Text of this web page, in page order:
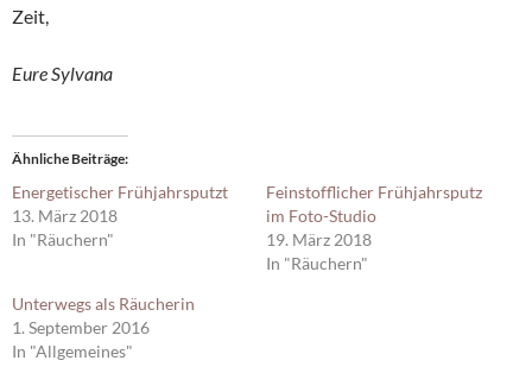
Zeit,
Eure Sylvana
Ähnliche Beiträge
Energetischer Frühjahrsputzt
13. März 2018
In "Räuchern"
Feinstofflicher Frühjahrsputz
im Foto-Studio
19. März 2018
In "Räuchern"
Unterwegs als Räucherin
1. September 2016
In "Allgemeines"